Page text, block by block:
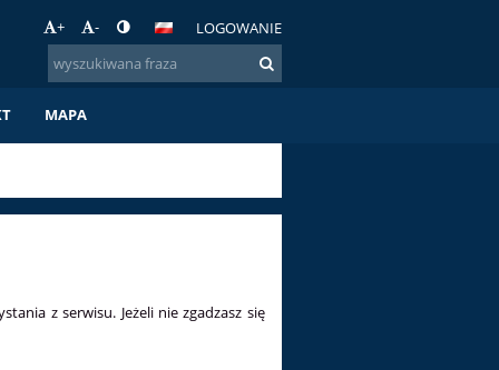
+ - LOGOWANIE
MAPA
z serwisu. Jeżeli nie zgadzasz się